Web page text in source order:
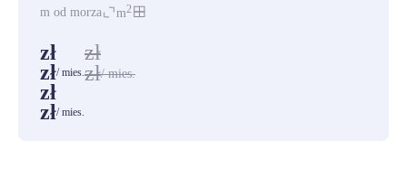
m od morza m2
zł
zł/ mies.
zł
zł/ mies.
zł
zł/ mies.